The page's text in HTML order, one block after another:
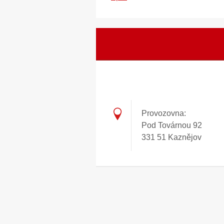
Provozovna:
Pod Továrnou 92
331 51 Kaznějov